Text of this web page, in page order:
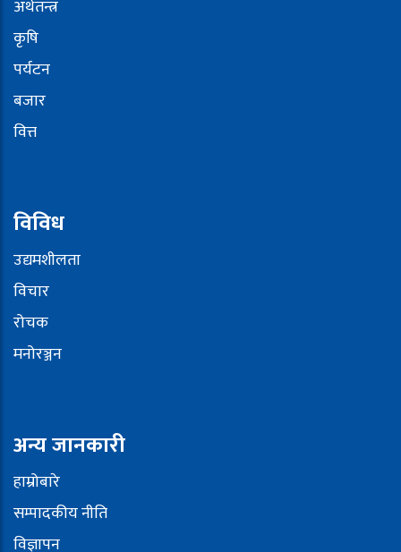
अर्थतन्त्र
कृषि
पर्यटन
बजार
वित्त
विविध
उद्यमशीलता
विचार
रोचक
मनोरञ्जन
अन्य जानकारी
हाम्रोबारे
सम्पादकीय नीति
विज्ञापन